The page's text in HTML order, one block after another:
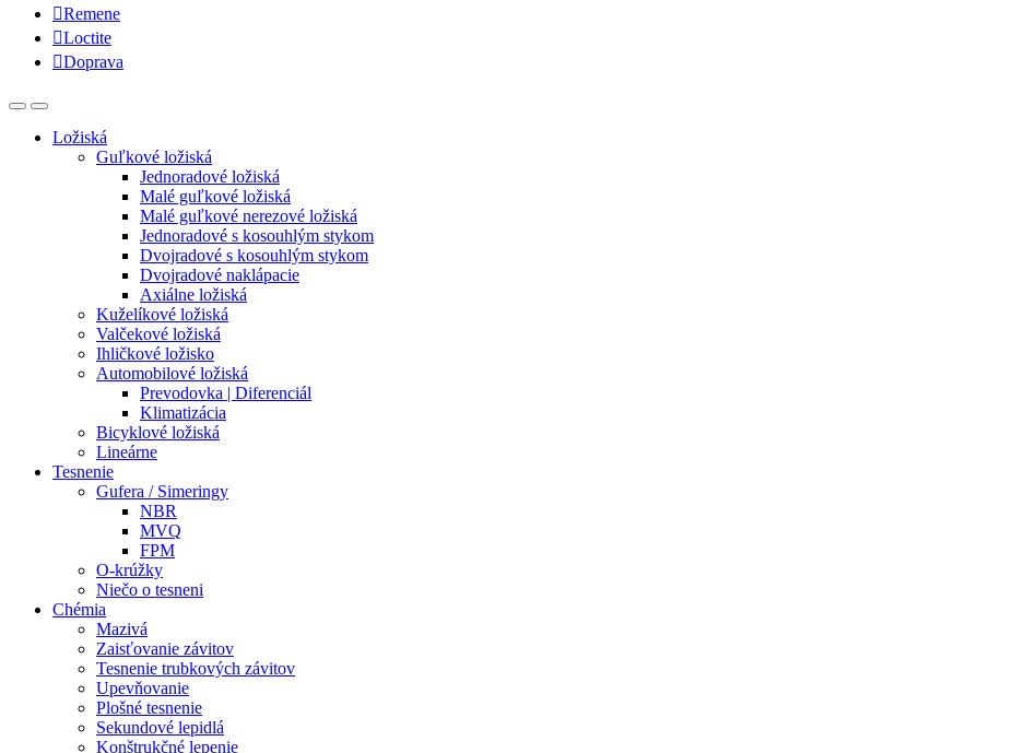
Remene
Loctite
Doprava
Ložiská
Guľkové ložiská
Jednoradové ložiská
Malé guľkové ložiská
Malé guľkové nerezové ložiská
Jednoradové s kosouhlým stykom
Dvojradové s kosouhlým stykom
Dvojradové naklápacie
Axiálne ložiská
Kuželíkové ložiská
Valčekové ložiská
Ihličkové ložisko
Automobilové ložiská
Prevodovka | Diferenciál
Klimatizácia
Bicyklové ložiská
Lineárne
Tesnenie
Gufera / Simeringy
NBR
MVQ
FPM
O-krúžky
Niečo o tesneni
Chémia
Mazivá
Zaisťovanie závitov
Tesnenie trubkových závitov
Upevňovanie
Plošné tesnenie
Sekundové lepidlá
Konštrukčné lepenie